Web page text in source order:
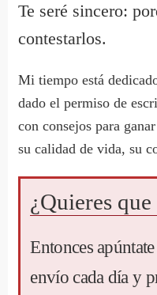
Te seré sincero:
contestarlos.
Mi tiempo está
dado el permiso de
con consejos para
su calidad de vida, su
¿Quieres
Entonces
envío cada día y